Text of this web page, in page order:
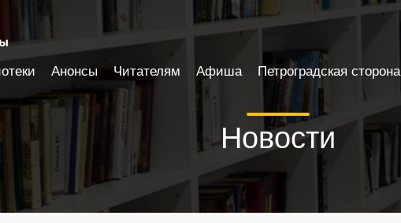
Новости
Анонсы Читателям Афиша Петроградская сторона
доступности